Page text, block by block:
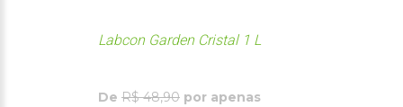
Labcon Garden Cristal 1 L
De R$ 48,90 por apenas